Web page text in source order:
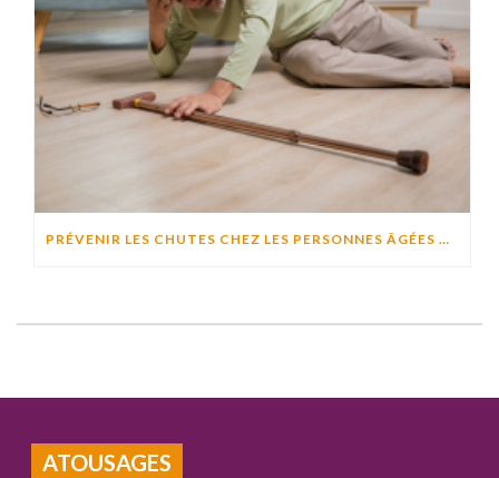
PRÉVENIR LES CHUTES CHEZ LES PERSONNES ÂGÉES À DOMICILE : CAUSES, RISQUES ET SOLUTIONS EFFICACES
ATOUSAGES